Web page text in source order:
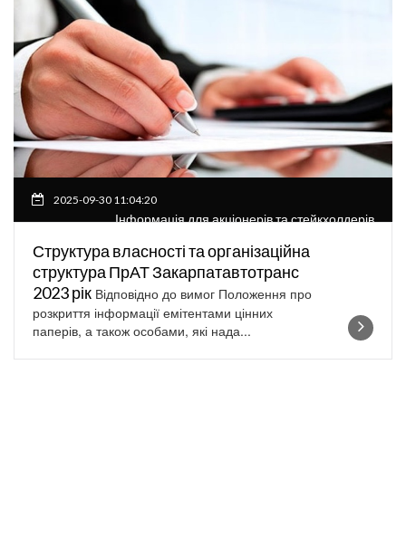
2025-09-30 11:04:20
Інформація для акціонерів та стейкхолдерів
Структура власності та організаційна
структура ПрАТ Закарпатавтотранс
2023 рік Відповідно до вимог Положення про
розкриття інформації емітентами цінних
паперів, а також особами, які нада...